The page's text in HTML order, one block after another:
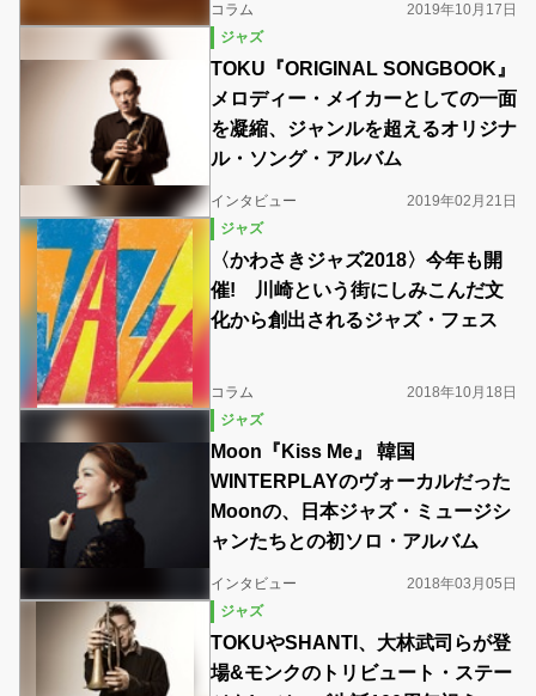
コラム
2019年10月17日
ジャズ
TOKU『ORIGINAL SONGBOOK』
メロディー・メイカーとしての一面
を凝縮、ジャンルを超えるオリジナ
ル・ソング・アルバム
インタビュー
2019年02月21日
ジャズ
〈かわさきジャズ2018〉今年も開
催! 川崎という街にしみこんだ文
化から創出されるジャズ・フェス
コラム
2018年10月18日
ジャズ
Moon『Kiss Me』 韓国
WINTERPLAYのヴォーカルだった
Moonの、日本ジャズ・ミュージシ
ャンたちとの初ソロ・アルバム
インタビュー
2018年03月05日
ジャズ
TOKUやSHANTI、大林武司らが登
場&モンクのトリビュート・ステー